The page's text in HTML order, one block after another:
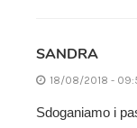
SANDRA
18/08/2018 -
Sdoganiamo i